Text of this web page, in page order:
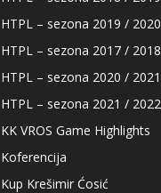
HTPL – sezona 2019 / 2020
HTPL – sezona 2017 / 2018
HTPL – sezona 2020 / 2021
HTPL – sezona 2021 / 2022
KK VROS Game Highlights
Koferencija
Kup Krešimir Ćosić